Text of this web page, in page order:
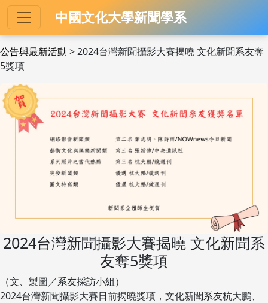
中國文化大學新聞學系
公告與最新活動 > 2024台灣新聞攝影大賽揭曉 文化新聞系友奪
5獎項
2024台灣新聞攝影大賽揭曉 文化新聞系
友奪5獎項
（文、製圖／系友採訪小組）
2024台灣新聞攝影大賽日前揭曉獎項，文化新聞系友杭大鵬、